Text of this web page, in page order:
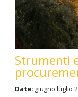
Strumenti
Date: giugno luglio